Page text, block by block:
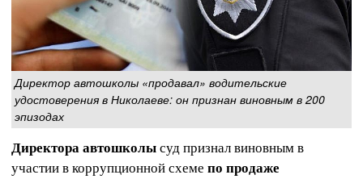
Директор автошколы «продавал» водительские
удостоверения в Николаеве: он признан виновным в 200
эпизодах
Директора автошколы суд признал виновным в
участии в коррупционной схеме по продаже